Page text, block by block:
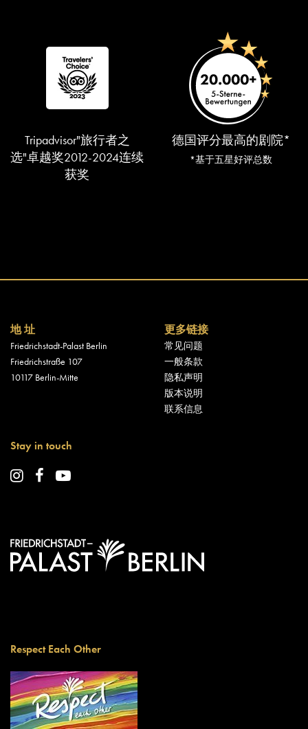
Tripadvisor"旅行者之
选"卓越奖2012-2024连续
获奖
德国评分最高的剧院*
*基于五星好评总数
地 址
Friedrichstadt-Palast Berlin
Friedrichstraße 107
10117 Berlin-Mitte
更多链接
常见问题
一般条款
隐私声明
版本说明
联系信息
Stay in touch
Respect Each Other